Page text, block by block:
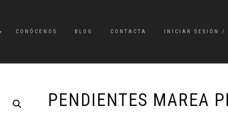
CONÓCENOS BLOG CONTACTA INICIAR SESIÓN /
PENDIENTES MAREA